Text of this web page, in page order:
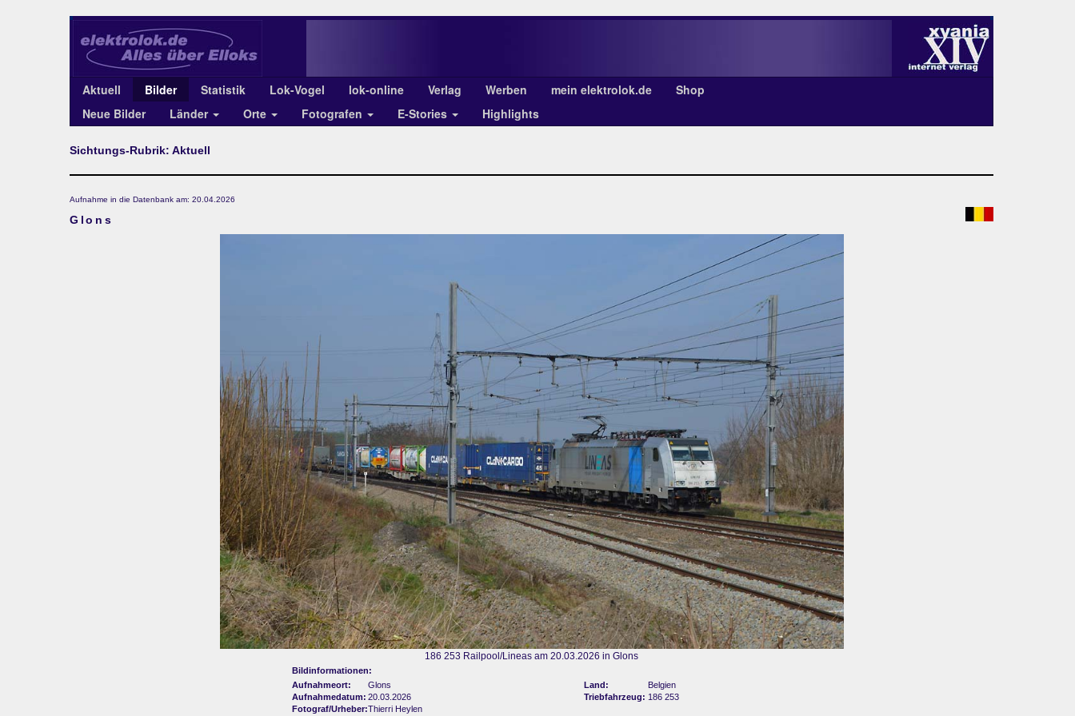
Aktuell Bilder Statistik Lok-Vogel lok-online Verlag Werben mein elektrolok.de
Shop
Neue Bilder
Länder Orte Fotografen E-Stories Highlights
Sichtungs-Rubrik: Aktuell
Aufnahme in die Datenbank am: 20.04.2026
Glons
186 253 Railpool/Lineas am 20.03.2026 in Glons
Bildinformationen:
Aufnahmeort:
Glons Land:
Belgien
Aufnahmedatum: 20.03.2026 Triebfahrzeug: 186 253
Fotograf/Urheber:Thierri Heylen